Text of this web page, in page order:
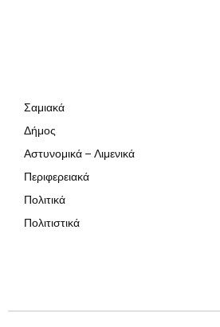
Σαμιακά
Δήμος
Αστυνομικά – Λιμενικά
Περιφερειακά
Πολιτικά
Πολιτιστικά